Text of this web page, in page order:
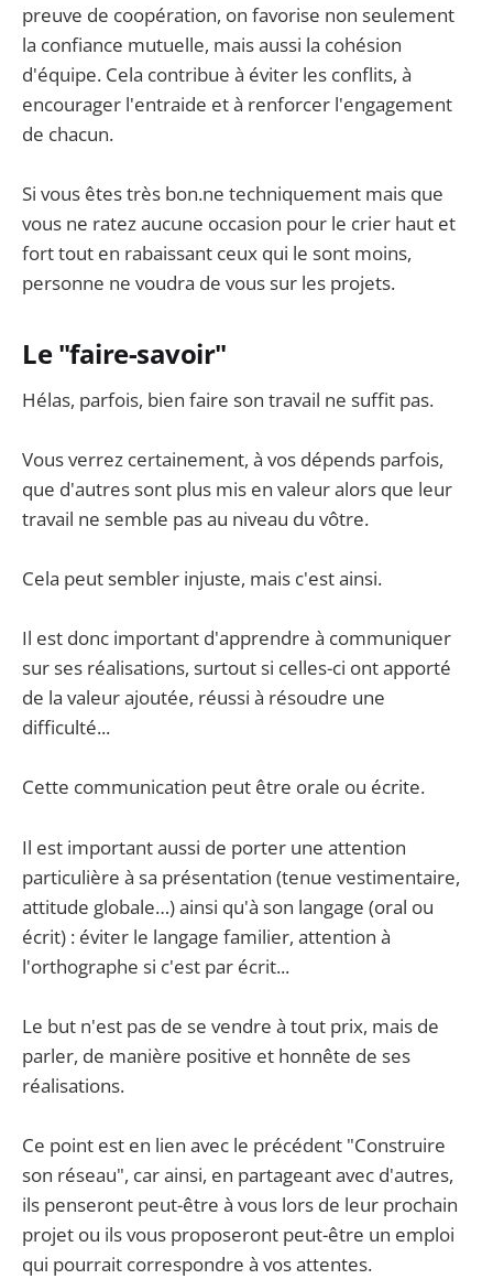
preuve de coopération, on favorise non seulement
la confiance mutuelle, mais aussi la cohésion
d'équipe. Cela contribue à éviter les conflits, à
encourager l'entraide et à renforcer l'engagement
de chacun.
Si vous êtes très bon.ne techniquement mais que
vous ne ratez aucune occasion pour le crier haut et
fort tout en rabaissant ceux qui le sont moins,
personne ne voudra de vous sur les projets.
Le "faire-savoir"
Hélas, parfois, bien faire son travail ne suffit pas.
Vous verrez certainement, à vos dépends parfois,
que d'autres sont plus mis en valeur alors que leur
travail ne semble pas au niveau du vôtre.
Cela peut sembler injuste, mais c'est ainsi.
Il est donc important d'apprendre à communiquer
sur ses réalisations, surtout si celles-ci ont apporté
de la valeur ajoutée, réussi à résoudre une
difficulté...
Cette communication peut être orale ou écrite.
Il est important aussi de porter une attention
particulière à sa présentation (tenue vestimentaire,
attitude globale…) ainsi qu'à son langage (oral ou
écrit) : éviter le langage familier, attention à
l'orthographe si c'est par écrit...
Le but n'est pas de se vendre à tout prix, mais de
parler, de manière positive et honnête de ses
réalisations.
Ce point est en lien avec le précédent "Construire
son réseau", car ainsi, en partageant avec d'autres,
ils penseront peut-être à vous lors de leur prochain
projet ou ils vous proposeront peut-être un emploi
qui pourrait correspondre à vos attentes.